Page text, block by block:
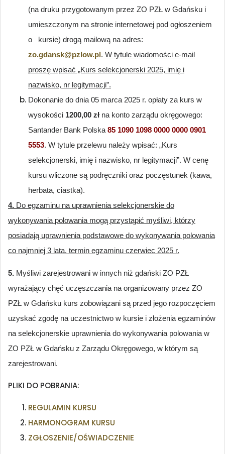
(na druku przygotowanym przez ZO PZŁ w Gdańsku i
umieszczonym na stronie internetowej pod ogłoszeniem
o kursie) drogą mailową na adres:
zo.gdansk@pzlow.pl. W tytule wiadomości e-mail
proszę wpisać „Kurs selekcjonerski 2025, imię i
nazwisko, nr legitymacji”.
Dokonanie do dnia 05 marca 2025 r. opłaty za kurs w
wysokości 1200,00 zł na konto zarządu okręgowego:
Santander Bank Polska 85 1090 1098 0000 0000 0901
5553. W tytule przelewu należy wpisać: „Kurs
selekcjonerski, imię i nazwisko, nr legitymacji”. W cenę
kursu wliczone są podręczniki oraz poczęstunek (kawa,
herbata, ciastka).
4. Do egzaminu na uprawnienia selekcjonerskie do
wykonywania polowania mogą przystąpić myśliwi, którzy
posiadają uprawnienia podstawowe do wykonywania polowania
co najmniej 3 lata. termin egzaminu czerwiec 2025 r.
5. Myśliwi zarejestrowani w innych niż gdański ZO PZŁ
wyrażający chęć uczęszczania na organizowany przez ZO
PZŁ w Gdańsku kurs zobowiązani są przed jego rozpoczęciem
uzyskać zgodę na uczestnictwo w kursie i złożenia egzaminów
na selekcjonerskie uprawnienia do wykonywania polowania w
ZO PZŁ w Gdańsku z Zarządu Okręgowego, w którym są
zarejestrowani.
PLIKI DO POBRANIA:
REGULAMIN KURSU
HARMONOGRAM KURSU
ZGŁOSZENIE/OŚWIADCZENIE